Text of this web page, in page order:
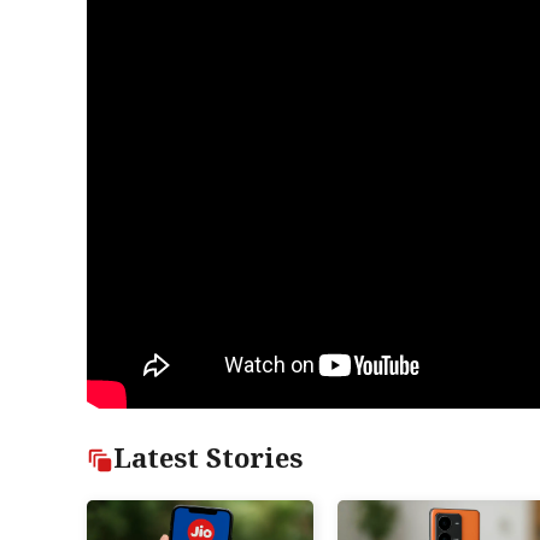
Latest Stories